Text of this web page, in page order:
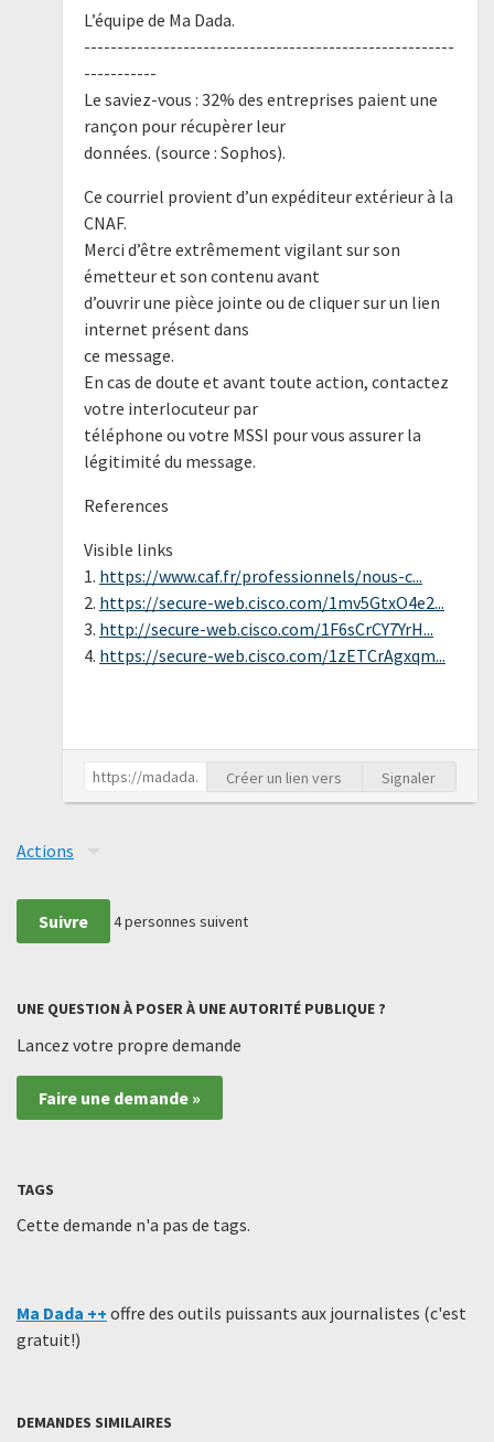
L’équipe de Ma Dada.
--------------------------------------------------------
-----------
Le saviez-vous : 32% des entreprises paient une
rançon pour récupèrer leur
données. (source : Sophos).
Ce courriel provient d’un expéditeur extérieur à la
CNAF.
Merci d’être extrêmement vigilant sur son
émetteur et son contenu avant
d’ouvrir une pièce jointe ou de cliquer sur un lien
internet présent dans
ce message.
En cas de doute et avant toute action, contactez
votre interlocuteur par
téléphone ou votre MSSI pour vous assurer la
légitimité du message.
References
Visible links
1. https://www.caf.fr/professionnels/nous-c...
2. https://secure-web.cisco.com/1mv5GtxO4e2...
3. http://secure-web.cisco.com/1F6sCrCY7YrH...
4. https://secure-web.cisco.com/1zETCrAgxqm...
Créer un lien vers Signaler
Actions
Suivre 4personnes suivent
UNE QUESTION À POSER À UNE AUTORITÉ PUBLIQUE ?
Lancez votre propre demande
Faire une demande »
TAGS
Cette demande n'a pas de tags.
Ma Dada ++ offre des outils puissants aux journalistes (c'est
gratuit!)
DEMANDES SIMILAIRES